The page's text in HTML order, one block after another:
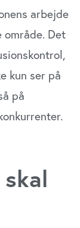
arbejde
Det
kun ser på
på